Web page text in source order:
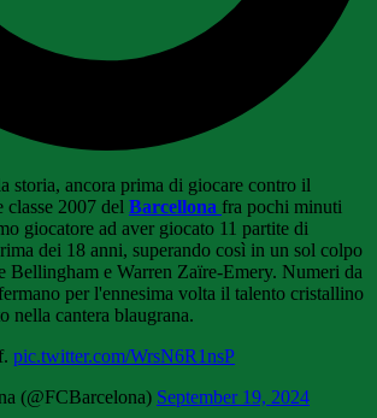
storia, ancora prima di giocare contro il
classe 2007 del Barcellona fra pochi minuti
giocatore ad aver giocato 11 partite di
dei 18 anni, superando così in un sol colpo
Bellingham e Warren Zaïre-Emery. Numeri da
per l'ennesima volta il talento cristallino
nella cantera blaugrana.
pic.twitter.com/WrsN6R1nsP
(@FCBarcelona) September 19, 2024